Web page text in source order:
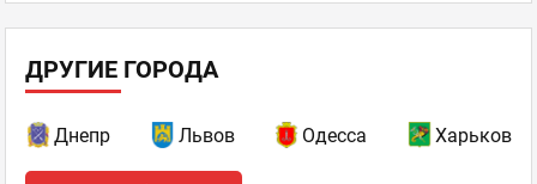
ДРУГИЕ ГОРОДА
Днепр Львов Одесса Харьков